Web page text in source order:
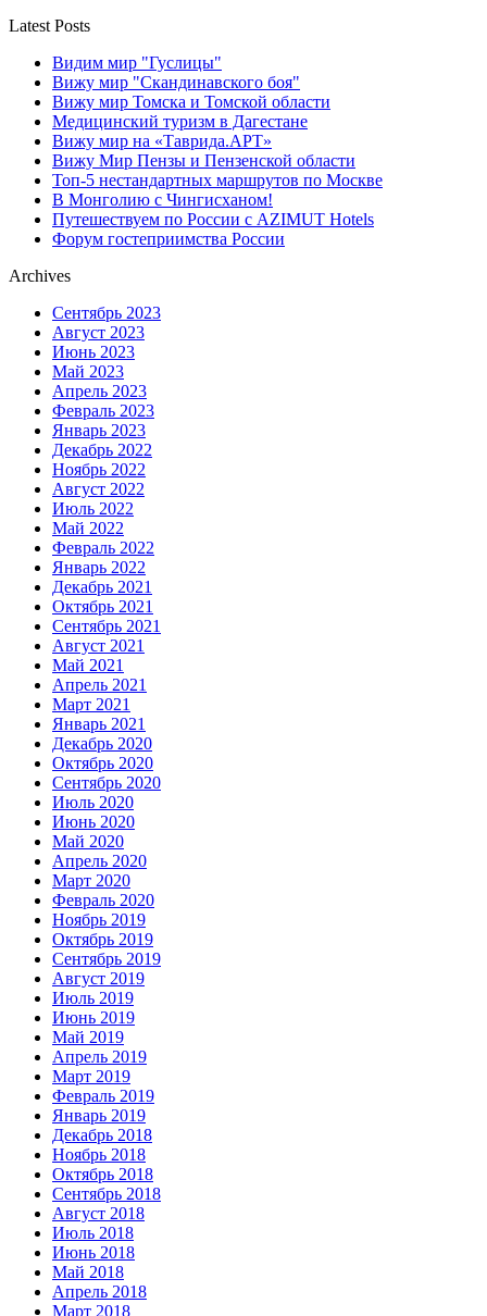
Latest Posts
Видим мир "Гуслицы"
Вижу мир "Скандинавского боя"
Вижу мир Томска и Томской области
Медицинский туризм в Дагестане
Вижу мир на «Таврида.АРТ»
Вижу Мир Пензы и Пензенской области
Топ-5 нестандартных маршрутов по Москве
В Монголию с Чингисханом!
Путешествуем по России с AZIMUT Hotels
Форум гостеприимства России
Archives
Сентябрь 2023
Август 2023
Июнь 2023
Май 2023
Апрель 2023
Февраль 2023
Январь 2023
Декабрь 2022
Ноябрь 2022
Август 2022
Июль 2022
Май 2022
Февраль 2022
Январь 2022
Декабрь 2021
Октябрь 2021
Сентябрь 2021
Август 2021
Май 2021
Апрель 2021
Март 2021
Январь 2021
Декабрь 2020
Октябрь 2020
Сентябрь 2020
Июль 2020
Июнь 2020
Май 2020
Апрель 2020
Март 2020
Февраль 2020
Ноябрь 2019
Октябрь 2019
Сентябрь 2019
Август 2019
Июль 2019
Июнь 2019
Май 2019
Апрель 2019
Март 2019
Февраль 2019
Январь 2019
Декабрь 2018
Ноябрь 2018
Октябрь 2018
Сентябрь 2018
Август 2018
Июль 2018
Июнь 2018
Май 2018
Апрель 2018
Март 2018